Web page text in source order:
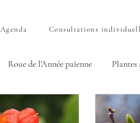
Agenda Consultations
Roue de l'Année païenne